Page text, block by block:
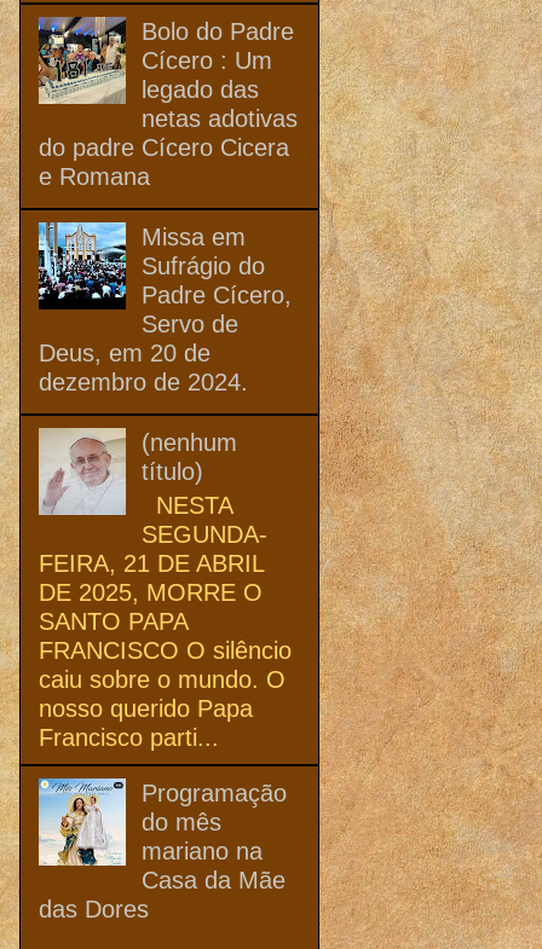
Bolo do Padre
Cícero : Um
legado das
netas adotivas
do padre Cícero Cicera
e Romana
Missa em
Sufrágio do
Padre Cícero,
Servo de
Deus, em 20 de
dezembro de 2024.
(nenhum
título)
NESTA
SEGUNDA-
FEIRA, 21 DE ABRIL
DE 2025, MORRE O
SANTO PAPA
FRANCISCO O silêncio
caiu sobre o mundo. O
nosso querido Papa
Francisco parti...
Programação
do mês
mariano na
Casa da Mãe
das Dores